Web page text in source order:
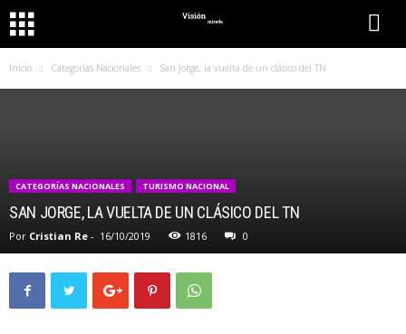
Inicio Categorías Nacionales San Jorge, la vuelta de un clásico del TN
CATEGORÍAS NACIONALES TURISMO NACIONAL
SAN JORGE, LA VUELTA DE UN CLÁSICO DEL TN
Por Cristian Re - 16/10/2019 1816 0